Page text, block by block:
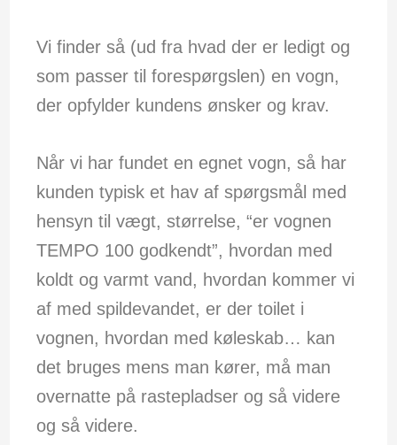
Vi finder så (ud fra hvad der er ledigt og
som passer til forespørgslen) en vogn,
der opfylder kundens ønsker og krav.
Når vi har fundet en egnet vogn, så har
kunden typisk et hav af spørgsmål med
hensyn til vægt, størrelse, “er vognen
TEMPO 100 godkendt”, hvordan med
koldt og varmt vand, hvordan kommer vi
af med spildevandet, er der toilet i
vognen, hvordan med køleskab… kan
det bruges mens man kører, må man
overnatte på rastepladser og så videre
og så videre.